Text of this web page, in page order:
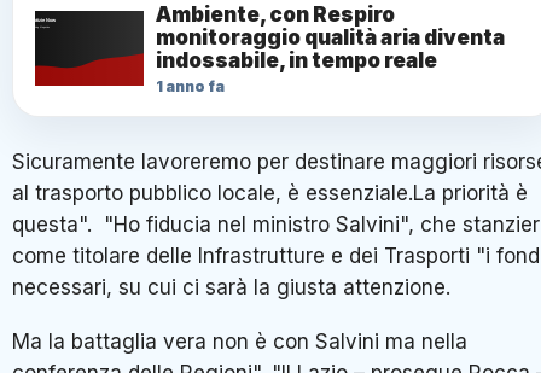
Ambiente, con Respiro
monitoraggio qualità aria diventa
indossabile, in tempo reale
1 anno fa
Sicuramente lavoreremo per destinare maggiori
al trasporto pubblico locale, è essenziale.La priorità è
questa". "Ho fiducia nel ministro Salvini", che
come titolare delle Infrastrutture e dei Trasporti "i
necessari, su cui ci sarà la giusta attenzione.
Ma la battaglia vera non è con Salvini ma nella